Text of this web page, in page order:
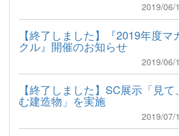
2019/06/
【終了しました】『2019年度マ
クル』開催のお知らせ
2019/06/
【終了しました】SC展示「見
む建造物」を実施
2019/07/